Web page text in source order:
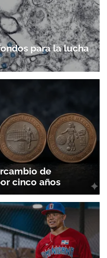
para la lucha
de
cinco años